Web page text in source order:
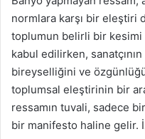
normlara karşı bir eleştiri
toplumun belirli bir kesimi
kabul edilirken,
bireyselliğini ve
toplumsal eleştirinin bir
ressamın tuvali, sadece
bir manifesto haline gelir.